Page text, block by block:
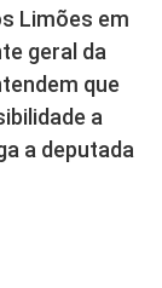
Limões em
geral da
que
a
a deputada